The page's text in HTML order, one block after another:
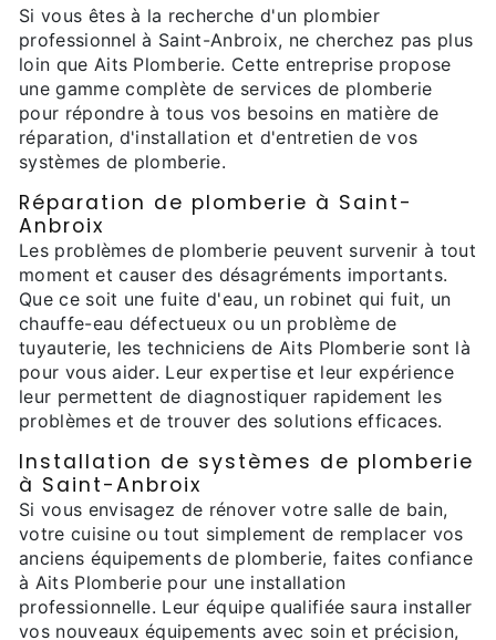
Si vous êtes à la recherche d'un plombier
professionnel à Saint-Anbroix, ne cherchez pas plus
loin que Aits Plomberie. Cette entreprise propose
une gamme complète de services de plomberie
pour répondre à tous vos besoins en matière de
réparation, d'installation et d'entretien de vos
systèmes de plomberie.
Réparation de plomberie à Saint-
Anbroix
Les problèmes de plomberie peuvent survenir à tout
moment et causer des désagréments importants.
Que ce soit une fuite d'eau, un robinet qui fuit, un
chauffe-eau défectueux ou un problème de
tuyauterie, les techniciens de Aits Plomberie sont là
pour vous aider. Leur expertise et leur expérience
leur permettent de diagnostiquer rapidement les
problèmes et de trouver des solutions efficaces.
Installation de systèmes de plomberie
à Saint-Anbroix
Si vous envisagez de rénover votre salle de bain,
votre cuisine ou tout simplement de remplacer vos
anciens équipements de plomberie, faites confiance
à Aits Plomberie pour une installation
professionnelle. Leur équipe qualifiée saura installer
vos nouveaux équipements avec soin et précision,